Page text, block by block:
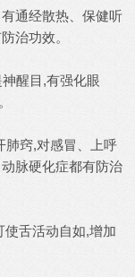
通经散热、保健听
治功效。
醒目,有强化眼
肺窍,对感冒、上呼
脉硬化症都有防治
舌活动自如,增加